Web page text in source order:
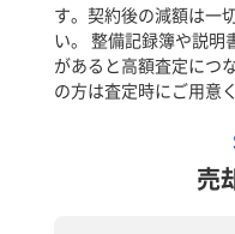
す。契約後の減額は一
い。 整備記録簿や説明
があると高額査定につ
の方は査定時にご用意
売